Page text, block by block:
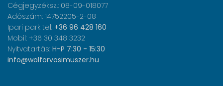
Cégjegyzéksz.: 08-09-018077
Adószám: 14752205-2-08
Ipari park tel: +36 96 428 160
Mobil: +36 30 348 3232
Nyitvatartás: H-P 7:30 - 15:30
info@wolforvosimuszer.hu